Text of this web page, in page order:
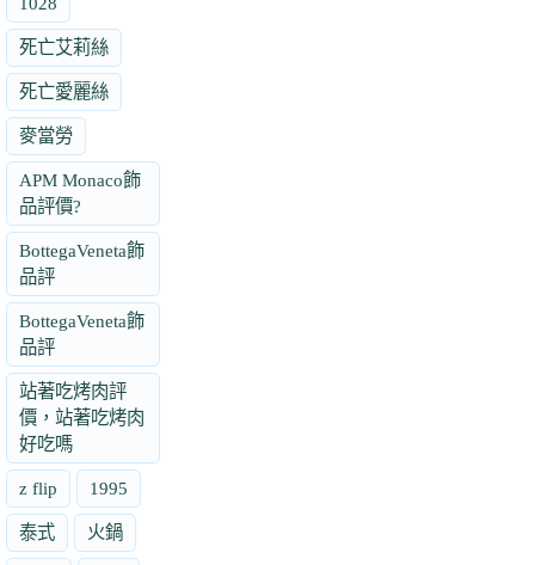
死亡艾莉絲
死亡愛麗絲
麥當勞
APM Monaco飾
品評價?
BottegaVeneta飾
品評
BottegaVeneta飾
品評
站著吃烤肉評
價，站著吃烤肉
好吃嗎
z flip 1995
泰式 火鍋